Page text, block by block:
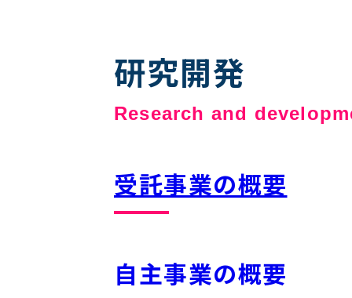
研究開発
Research and
受託事業の概要
自主事業の概要